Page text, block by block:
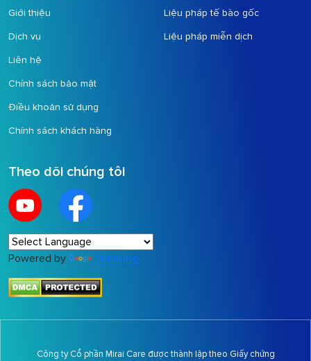
Giới thiệu
Dịch vụ
Liên hệ
Chính sách bảo mật
Điều khoản sử dụng
Chính sách khách hàng
Liệu pháp tế bào gốc
Liệu pháp miễn dịch
Theo dõi chúng tôi
Powered by Translate
Công ty Cổ phần Mirai Care được thành lập theo Giấy chứng